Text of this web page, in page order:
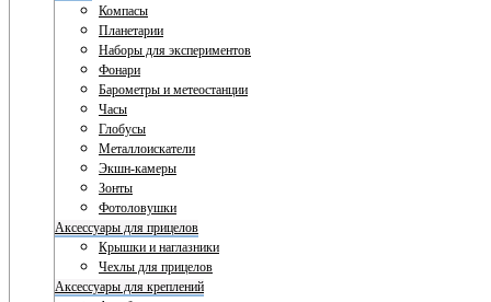
Компасы
Планетарии
Наборы для экспериментов
Фонари
Барометры и метеостанции
Часы
Глобусы
Металлоискатели
Экшн-камеры
Зонты
Фотоловушки
Аксессуары для прицелов
Крышки и наглазники
Чехлы для прицелов
Аксессуары для креплений